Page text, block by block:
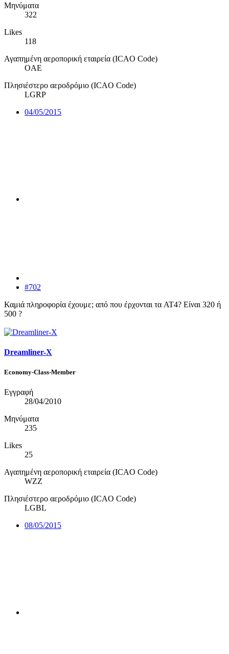
Μηνύματα
322
Likes
118
Αγαπημένη αεροπορική εταιρεία (ICAO Code)
OAE
Πλησιέστερο αεροδρόμιο (ICAO Code)
LGRP
04/05/2015
#702
Καμιά πληροφορία έχουμε; από που έρχονται τα AT4? Είναι 320 ή
500 ?
Dreamliner-X
Economy-Class-Member
Εγγραφή
28/04/2010
Μηνύματα
235
Likes
25
Αγαπημένη αεροπορική εταιρεία (ICAO Code)
WZZ
Πλησιέστερο αεροδρόμιο (ICAO Code)
LGBL
08/05/2015